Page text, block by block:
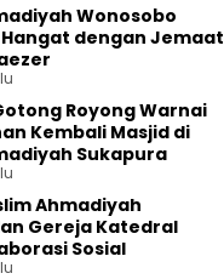
Wonosobo
dengan Jemaat
Royong Warnai
Kembali Masjid di
Sukapura
Ahmadiyah
Gereja Katedral
Sosial